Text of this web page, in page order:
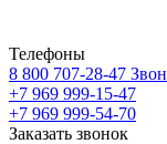
Телефоны
8 800 707-28-47
+7 969 999-15-47
+7 969 999-54-70
Заказать звонок